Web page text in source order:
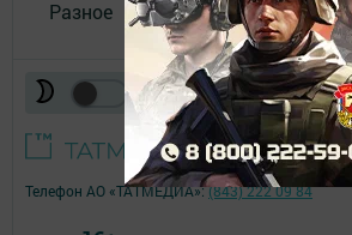
Разное
Телефон АО «ТАТМЕДИА»:(843) 222 09 84